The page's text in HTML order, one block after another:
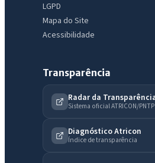
LGPD
Mapa do Site
Acessibilidade
Transparência
Radar da
Sistema oficial ATRICON/PNTP
Diagnóstico Atricon
Índice de transparência
Olá. Pergunte sobre serviços,
licitações, estrutura ou
Licitações abertas Carta de serviços